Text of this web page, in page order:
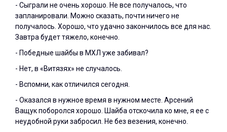
- Сыграли не очень хорошо. Не все получалось, что
запланировали. Можно сказать, почти ничего не
получалось. Хорошо, что удачно закончилось все для нас.
Завтра будет тяжело, конечно.
- Победные шайбы в МХЛ уже забивал?
- Нет, в «Витязях» не случалось.
- Вспомни, как отличился сегодня.
- Оказался в нужное время в нужном месте. Арсений
Ващук поборолся хорошо. Шайба отскочила ко мне, я ее с
неудобной руки забросил. Не без везения, конечно.